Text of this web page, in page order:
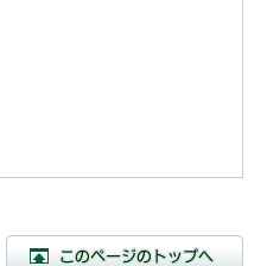
前のページに戻る